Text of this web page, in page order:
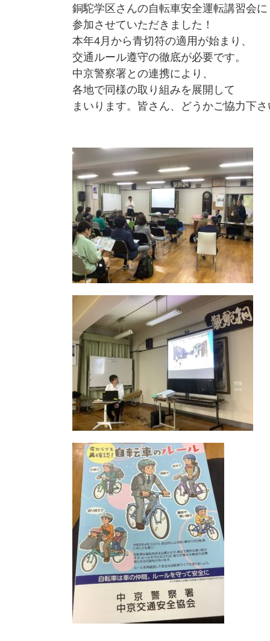
銅駝学区さんの自転車安全運転講習会に
参加させていただきました！
本年4月から青切符の適用が始まり、
交通ルール遵守の徹底が必要です。
中京警察署との連携により、
各地で同様の取り組みを展開して
まいります。皆さん、どうかご協力下